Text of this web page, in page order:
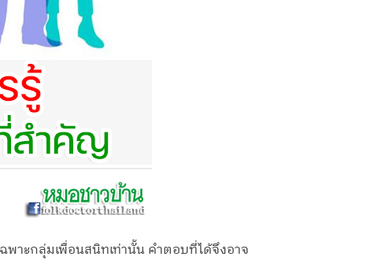
พาะกลุ่มเพื่อนสนิทเท่านั้น คำตอบที่ได้จึงอาจ